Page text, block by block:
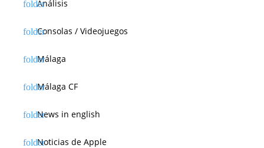
Análisis
Consolas / Videojuegos
Málaga
Málaga CF
News in english
Noticias de Apple